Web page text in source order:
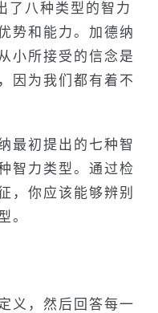
了八种类型的智力
势和能力。加德纳
小所接受的信念是
因为我们都有着不
最初提出的七种智
智力类型。通过检
，你应该能够辨别
。
义，然后回答每一